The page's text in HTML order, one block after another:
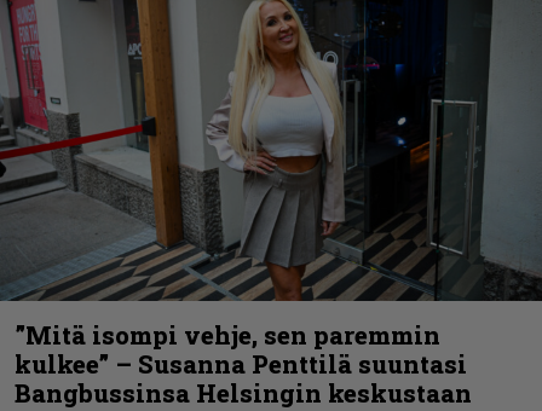
”Mitä isompi vehje, sen paremmin
kulkee” – Susanna Penttilä suuntasi
Bangbussinsa Helsingin keskustaan